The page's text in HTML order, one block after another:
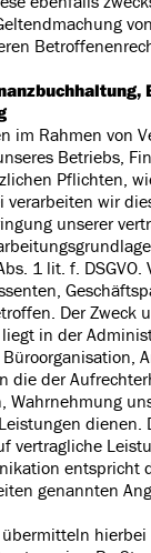
im Rahmen von
Betriebs,
Pflichten,
verarbeiten wir
unserer
1 lit. f.
Der Zweck
in der
die der
Wahrnehmung
dienen.
vertragliche
entspricht
genannten
hierbei